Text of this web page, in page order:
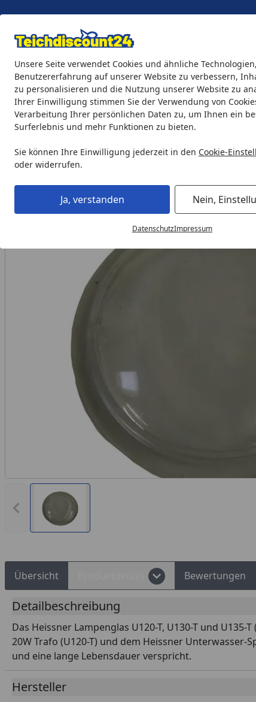
Unsere Seite verwendet Cookies und ähnliche
Benutzererfahrung auf unserer Website zu verbessern,
zu personalisieren und die Nutzung unserer Website zu
Ihrer Einwilligung stimmen Sie der Verwendung von
Verarbeitung Ihrer persönlichen Daten zu, um Ihnen ein
Surferlebnis und mehr Funktionen zu bieten.
Sie können Ihre Einwilligung jederzeit in den Cookie-
oder widerrufen.
Ja, verstanden Nein,
DatenschutzImpressum
Eigene Montage-Teams
Teichprodukte Aquaristik Söll Teichpflege &
Heissner Lampenglas für U120-T, U130-T, U135-T (ET20-
Vorheriges Bild anzeigen
Übersicht Bewertungen
Detailbeschreibung
Das Heissner Lampenglas U120-T, U130-T und
20W Trafo (U120-T) und dem Heissner
und eine lange Lebensdauer verspricht.
Hersteller